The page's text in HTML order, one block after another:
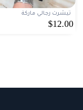
تيشرت رجالي ماركة
$12.00